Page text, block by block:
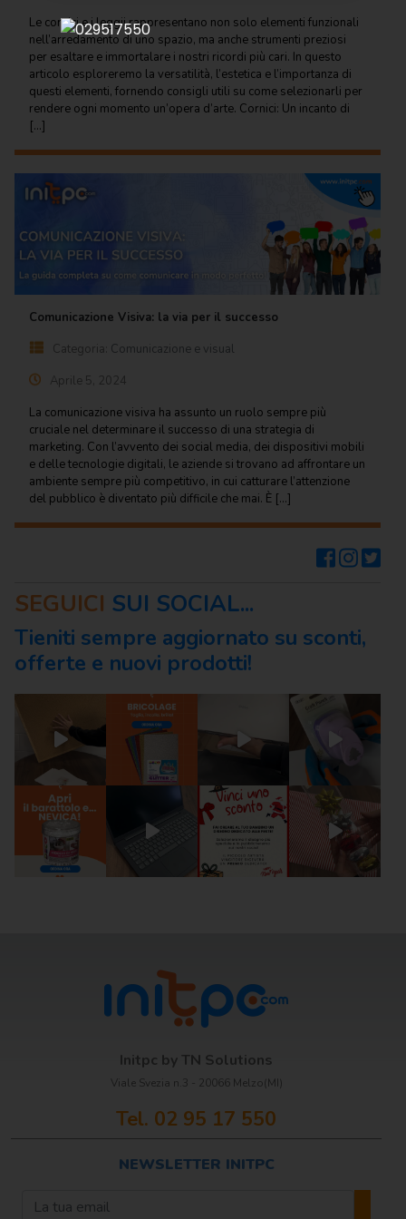
Regalo
Cancelleria
per ufficio
Carta
per
ufficio
Consumabili
per
Informatica
per
per
comunità
Scrittura e
correzione
Scuola
Visual e
Le cornici e i leggii rappresentano non solo elementi funzionali
nell’arredamento di uno spazio, ma anche strumenti preziosi
per esaltare e immortalare i nostri ricordi più cari. In questo
articolo esploreremo la versatilità, l’estetica e l’importanza di
questi elementi, fornendo consigli utili su come selezionarli per
rendere ogni momento un’opera d’arte. Cornici: Un incanto di
[…]
Comunicazione Visiva: la via per il successo
Categoria: Comunicazione e visual
Aprile 5, 2024
La comunicazione visiva ha assunto un ruolo sempre più
cruciale nel determinare il successo di una strategia di
marketing. Con l’avvento dei social media, dei dispositivi mobili
e delle tecnologie digitali, le aziende si trovano ad affrontare un
ambiente sempre più competitivo, in cui catturare l’attenzione
del pubblico è diventato più difficile che mai. È […]
SEGUICI SUI SOCIAL...
Tieniti sempre aggiornato su sconti,
offerte e nuovi prodotti!
Initpc by TN Solutions
Viale Svezia n.3 - 20066 Melzo(MI)
Tel. 02 95 17 550
NEWSLETTER INITPC